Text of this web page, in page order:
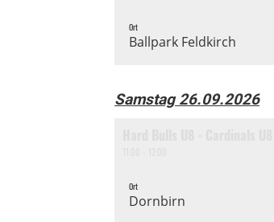
Ort
Ballpark Feldkirch
Samstag 26.09.2026
Ort
Dornbirn